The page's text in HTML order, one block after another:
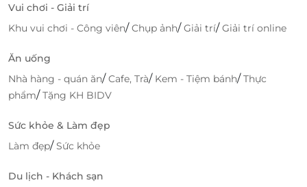
Vui chơi - Giải trí
Khu vui chơi - Công viên/Chụp ảnh/Giải trí/Giải trí online
Ăn uống
Nhà hàng - quán ăn/Cafe, Trà/ Kem - Tiệm bánh/Thực
phẩm/Tặng KH BIDV
Sức khỏe & Làm đẹp
Làm đẹp/Sức khỏe
Du lịch - Khách sạn